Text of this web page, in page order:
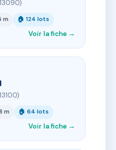
m 🏠 124 lots
Voir la fiche →
m 🏠 64 lots
Voir la fiche →